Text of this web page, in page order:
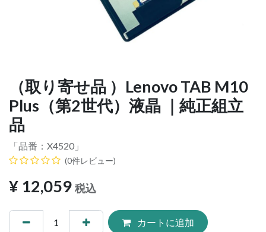
（取り寄せ品 ）Lenovo TAB M10
Plus（第2世代）液晶 ｜純正組立
品
「品番： X4520 」
(0件レビュー)
¥ 12,059 税込
カートに追加